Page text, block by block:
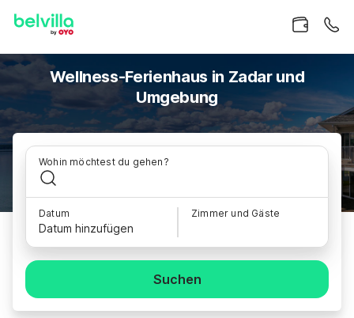
Wellness-Ferienhaus in Zadar und
Umgebung
Wohin möchtest du gehen?
Datum
Datum hinzufügen
Zimmer und Gäste
Suchen